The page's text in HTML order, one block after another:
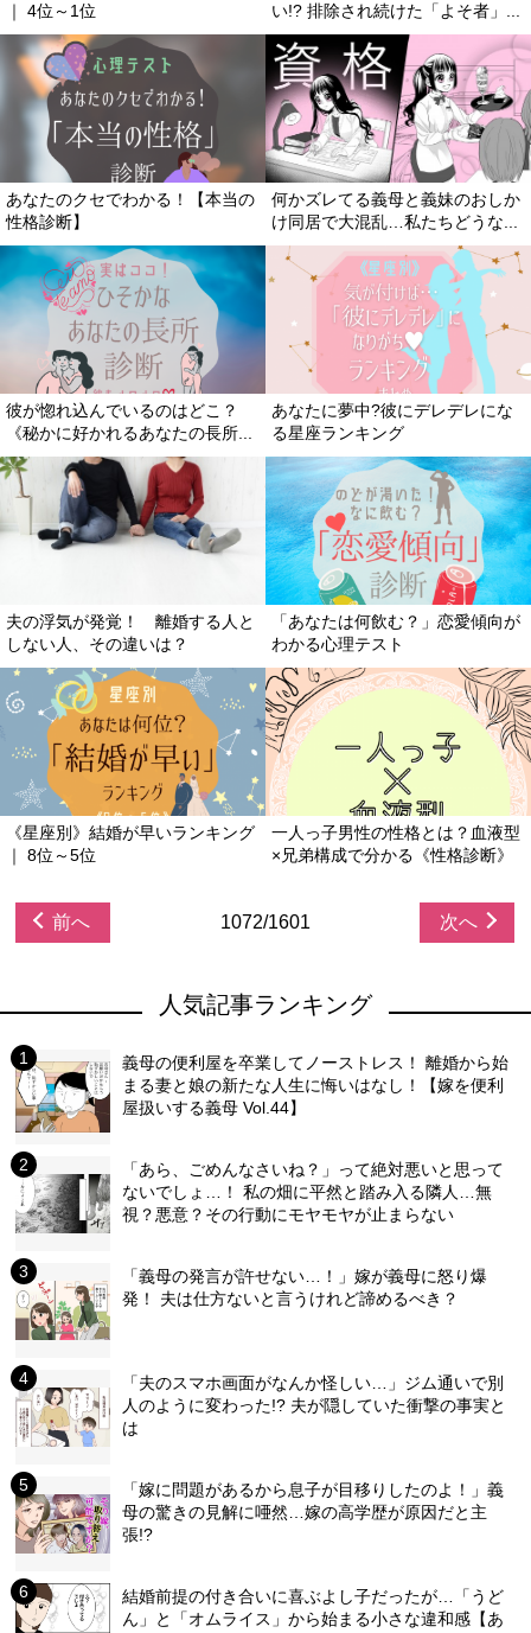
｜ 4位～1位
い!? 排除され続けた「よそ者」...
あなたのクセでわかる！【本当の
性格診断】
何かズレてる義母と義妹のおしか
け同居で大混乱…私たちどうな...
彼が惚れ込んでいるのはどこ？
《秘かに好かれるあなたの長所...
あなたに夢中?彼にデレデレにな
る星座ランキング
夫の浮気が発覚！ 離婚する人と
しない人、その違いは？
「あなたは何飲む？」恋愛傾向が
わかる心理テスト
《星座別》結婚が早いランキング
｜ 8位～5位
一人っ子男性の性格とは？血液型
×兄弟構成で分かる《性格診断》
前へ 1072/1601 次へ
人気記事ランキング
義母の便利屋を卒業してノーストレス！ 離婚から始
まる妻と娘の新たな人生に悔いはなし！【嫁を便利
屋扱いする義母 Vol.44】
「あら、ごめんなさいね？」って絶対悪いと思って
ないでしょ…！ 私の畑に平然と踏み入る隣人…無
視？悪意？その行動にモヤモヤが止まらない
「義母の発言が許せない…！」嫁が義母に怒り爆
発！ 夫は仕方ないと言うけれど諦めるべき？
「夫のスマホ画面がなんか怪しい…」ジム通いで別
人のように変わった!? 夫が隠していた衝撃の事実と
は
「嫁に問題があるから息子が目移りしたのよ！」義
母の驚きの見解に唖然…嫁の高学歴が原因だと主
張!?
結婚前提の付き合いに喜ぶよし子だったが…「うど
ん」と「オムライス」から始まる小さな違和感【あ